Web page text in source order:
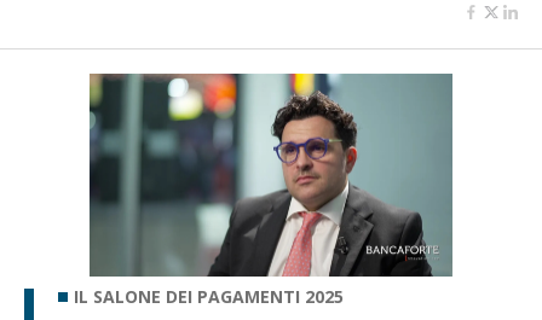
IL SALONE DEI PAGAMENTI 2025